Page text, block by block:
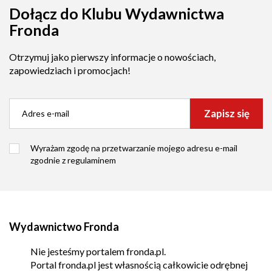
Dołącz do Klubu Wydawnictwa
Fronda
Otrzymuj jako pierwszy informacje o nowościach,
zapowiedziach i promocjach!
Zapisz się
Wyrażam zgodę na przetwarzanie mojego adresu e-mail
zgodnie zregulaminem
Wydawnictwo Fronda
Nie jesteśmy portalem fronda.pl.
Portal fronda.pl jest własnością całkowicie odrębnej